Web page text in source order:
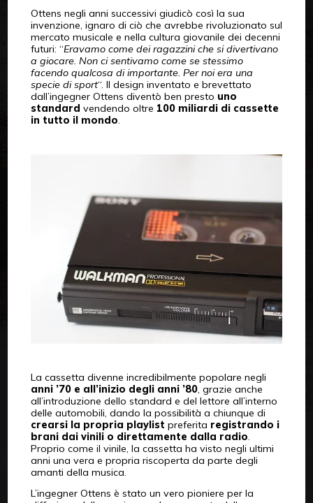
Ottens negli anni successivi giudicò così la sua
invenzione, ignaro di ciò che avrebbe rivoluzionato sul
mercato musicale e nella cultura giovanile dei decenni
futuri: “Eravamo come dei ragazzini che si divertivano
a giocare. Non ci sentivamo come se stessimo
facendo qualcosa di importante. Per noi era una
specie di sport“. Il design inventato e brevettato
dall’ingegner Ottens diventò ben presto uno
standard vendendo oltre 100 miliardi di cassette
in tutto il mondo.
La cassetta divenne incredibilmente popolare negli
anni ’70 e all’inizio degli anni ’80, grazie anche
all’introduzione dello standard e del lettore all’interno
delle automobili, dando la possibilità a chiunque di
crearsi la propria playlist preferita registrando i
brani dai vinili o direttamente dalla radio.
Proprio come il vinile, la cassetta ha visto negli ultimi
anni una vera e propria riscoperta da parte degli
amanti della musica.
L’ingegner Ottens è stato un vero pioniere per la